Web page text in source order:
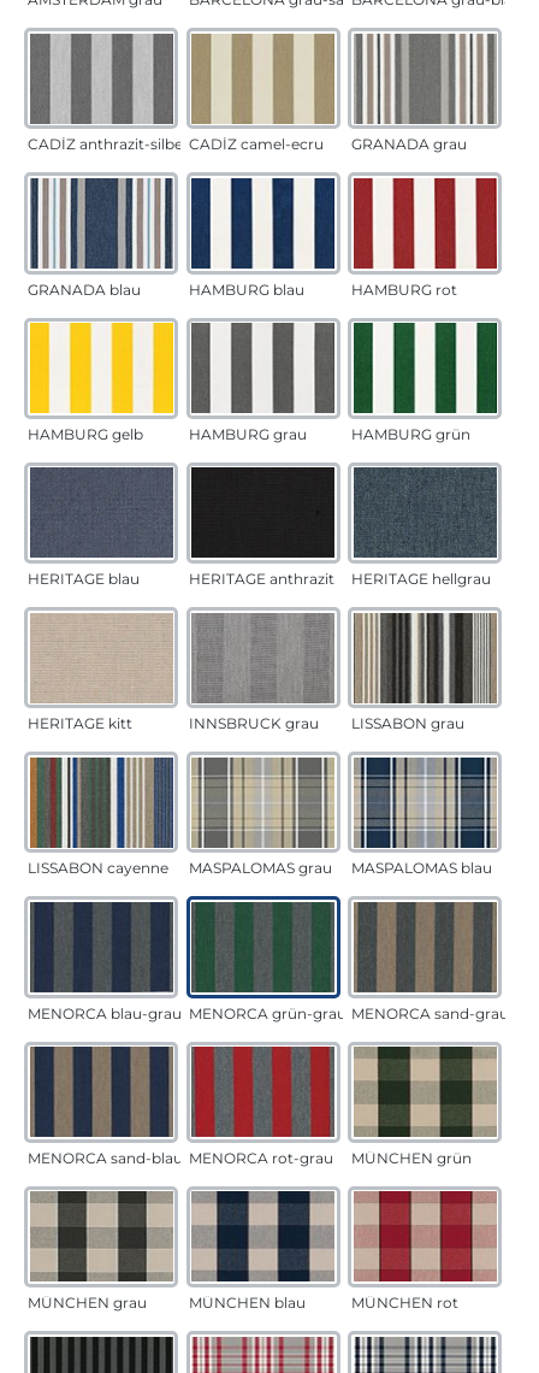
CADÍZ anthrazit-silber CADÍZ camel-ecru GRANADA grau
GRANADA blau HAMBURG blau HAMBURG rot
HAMBURG gelb HAMBURG grau HAMBURG grün
HERITAGE blau HERITAGE anthrazit HERITAGE hellgrau
HERITAGE kitt INNSBRUCK grau LISSABON grau
LISSABON cayenne MASPALOMAS grau MASPALOMAS blau
MENORCA blau-grau MENORCA grün-grau MENORCA sand-grau
MENORCA sand-blau MENORCA rot-grau MÜNCHEN grün
MÜNCHEN grau MÜNCHEN blau MÜNCHEN rot